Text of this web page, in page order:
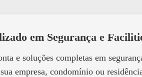
em Segurança e
e soluções completas em
empresa, condomínio ou